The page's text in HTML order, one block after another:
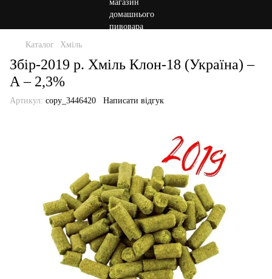
Каталог Хміль
Збір-2019 р. Хміль Клон-18 (Україна) –
А – 2,3%
Артикул: copy_3446420 Написати відгук